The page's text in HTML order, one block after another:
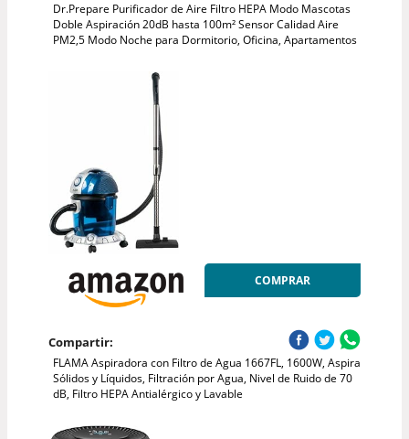
Dr.Prepare Purificador de Aire Filtro HEPA Modo Mascotas
Doble Aspiración 20dB hasta 100m² Sensor Calidad Aire
PM2,5 Modo Noche para Dormitorio, Oficina, Apartamentos
COMPRAR
Compartir:
FLAMA Aspiradora con Filtro de Agua 1667FL, 1600W, Aspira
Sólidos y Líquidos, Filtración por Agua, Nivel de Ruido de 70
dB, Filtro HEPA Antialérgico y Lavable